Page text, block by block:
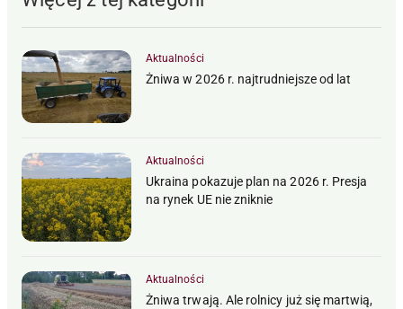
Aktualności
Żniwa w 2026 r. najtrudniejsze od lat
Aktualności
Ukraina pokazuje plan na 2026 r. Presja
na rynek UE nie zniknie
Aktualności
Żniwa trwają. Ale rolnicy już się martwią,